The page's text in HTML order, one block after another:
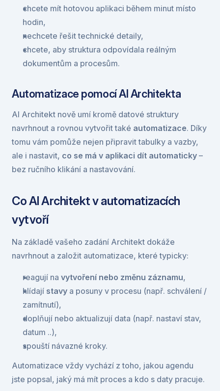
chcete mít hotovou aplikaci během minut místo
hodin,
nechcete řešit technické detaily,
chcete, aby struktura odpovídala reálným
dokumentům a procesům.
Automatizace pomocí AI Architekta
AI Architekt nově umí kromě datové struktury
navrhnout a rovnou vytvořit také automatizace. Díky
tomu vám pomůže nejen připravit tabulky a vazby,
ale i nastavit, co se má v aplikaci dít automaticky –
bez ručního klikání a nastavování.
Co AI Architekt v automatizacích
vytvoří
Na základě vašeho zadání Architekt dokáže
navrhnout a založit automatizace, které typicky:
reagují na vytvoření nebo změnu záznamu,
hlídají stavy a posuny v procesu (např. schválení /
zamítnutí),
doplňují nebo aktualizují data (např. nastaví stav,
datum ..),
spouští návazné kroky.
Automatizace vždy vychází z toho, jakou agendu
jste popsal, jaký má mít proces a kdo s daty pracuje.